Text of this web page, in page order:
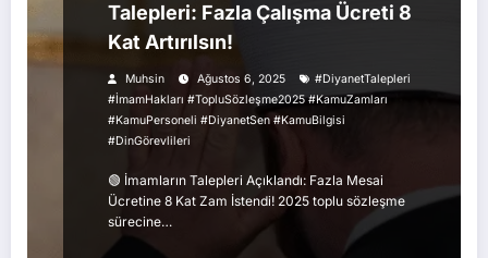
Talepleri: Fazla Çalışma Ücreti 8
Kat Artırılsın!
Muhsin Ağustos 6, 2025
#DiyanetTalepleri
#İmamHakları #TopluSözleşme2025 #KamuZamları
#KamuPersoneli #DiyanetSen #KamuBilgisi
#DinGörevlileri
🟢 İmamların Talepleri Açıklandı: Fazla Mesai
Ücretine 8 Kat Zam İstendi! 2025 toplu sözleşme
sürecine…